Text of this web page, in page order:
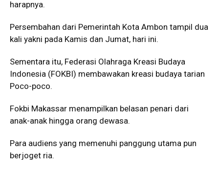
harapnya.
Persembahan dari Pemerintah Kota Ambon tampil dua
kali yakni pada Kamis dan Jumat, hari ini.
Sementara itu, Federasi Olahraga Kreasi Budaya
Indonesia (FOKBI) membawakan kreasi budaya tarian
Poco-poco.
Fokbi Makassar menampilkan belasan penari dari
anak-anak hingga orang dewasa.
Para audiens yang memenuhi panggung utama pun
berjoget ria.